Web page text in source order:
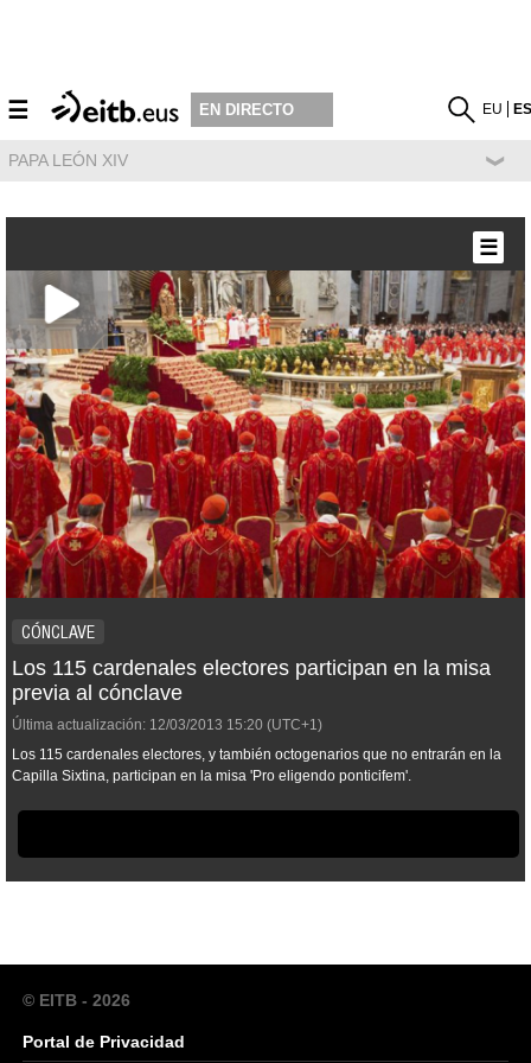
☰ EN DIRECTO EU
PAPA LEÓN XIV
CÓNCLAVE
Los 115 cardenales electores participan en la misa
previa al cónclave
Última actualización: 12/03/2013 15:20 (UTC+1)
Los 115 cardenales electores, y también octogenarios que no entrarán en la
Capilla Sixtina, participan en la misa 'Pro eligendo ponticifem'.
☰
© EITB - 2026
Portal de Privacidad